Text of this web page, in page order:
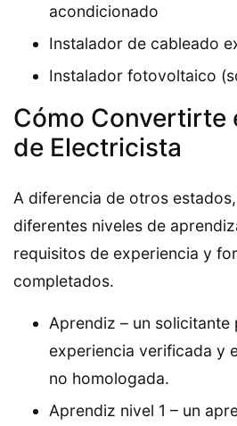
acondicionado
Instalador de cableado
Instalador fotovoltaico
Cómo Convertirte
de Electricista
A diferencia de otros
diferentes niveles de
requisitos de experiencia y
completados.
Aprendiz – un
experiencia verificada y
no homologada.
Aprendiz nivel 1 – un